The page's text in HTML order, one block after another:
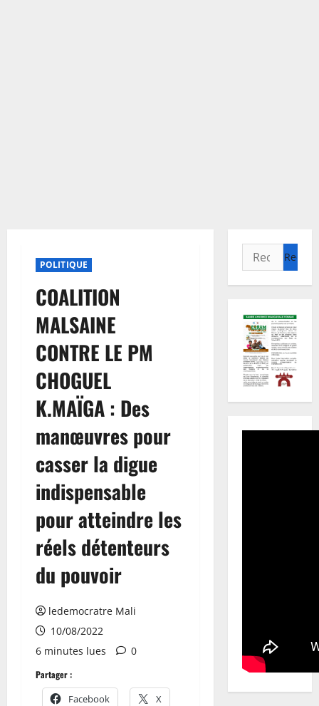
POLITIQUE
COALITION
MALSAINE
CONTRE LE PM
CHOGUEL
K.MAÏGA : Des
manœuvres pour
casser la digue
indispensable
pour atteindre les
réels détenteurs
du pouvoir
ledemocratre Mali
10/08/2022
6 minutes lues
0
Partager :
Facebook X
Rechercher :